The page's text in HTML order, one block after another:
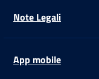
Note Legali
App mobile